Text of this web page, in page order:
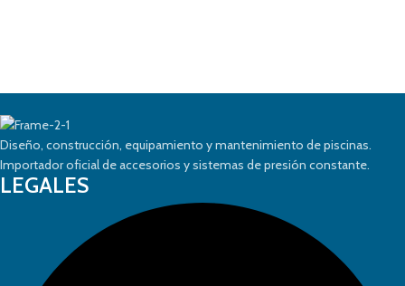
Diseño, construcción, equipamiento y mantenimiento de piscinas.
Importador oficial de accesorios y sistemas de presión constante.
LEGALES